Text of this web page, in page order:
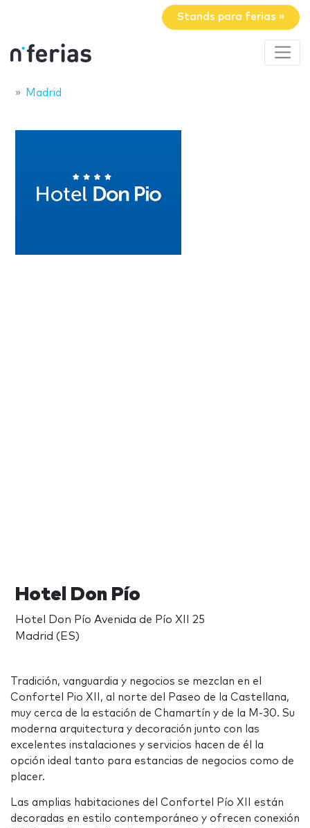
Stands para ferias »
Madrid
Hotel Don Pío
Hotel Don Pío Avenida de Pío XII 25
Madrid (ES)
Tradición, vanguardia y negocios se mezclan en el
Confortel Pio XII, al norte del Paseo de la Castellana,
muy cerca de la estación de Chamartín y de la M-30. Su
moderna arquitectura y decoración junto con las
excelentes instalaciones y servicios hacen de él la
opción ideal tanto para estancias de negocios como de
placer.
Las amplias habitaciones del Confortel Pío XII están
decoradas en estilo contemporáneo y ofrecen conexión